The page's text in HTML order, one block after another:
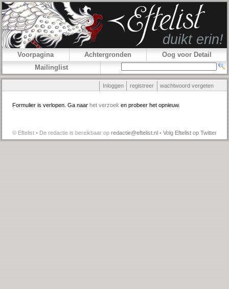
Voorpagina Achtergronden
Oog voor Detail
Mailinglist
Inloggen registreer wachtwoord vergeten
Formulier is verlopen. Ga naar het verzoek en probeer het opnieuw.
© Eftelist • De redactie is bereikbaar op redactie@eftelist.nl • Volg Eftelist op Twitter